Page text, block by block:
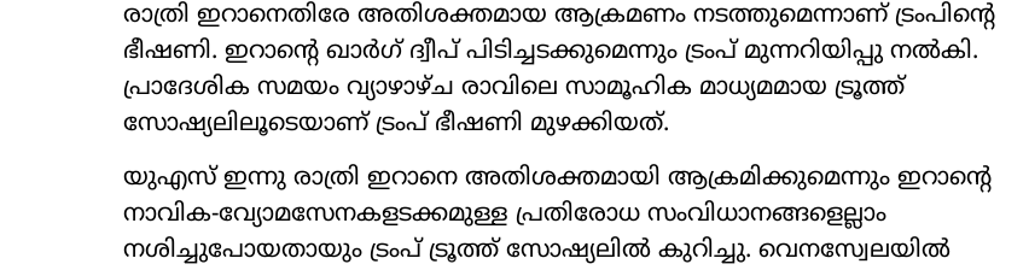
രാത്രി ഇറാനെതിരേ അതിശക്തമായ ആക്രമണം നടത്തുമെന്നാണ് ട്രംപിന്‍റെ
ഭീഷണി. ഇറാന്‍റെ ഖാർഗ് ദ്വീപ് പിടിച്ചടക്കുമെന്നും ട്രംപ് മുന്നറിയിപ്പു നൽകി.
പ്രാദേശിക സമയം വ്യാഴാഴ്ച രാവിലെ സാമൂഹിക മാധ്യമമായ ട്രൂത്ത്
സോഷ്യലിലൂടെയാണ് ട്രംപ് ഭീഷണി മുഴക്കിയത്.
യുഎസ് ഇന്നു രാത്രി ഇറാനെ അതിശക്തമായി ആക്രമിക്കുമെന്നും ഇറാന്‍റെ
നാവിക-വ്യോമസേനകളടക്കമുള്ള പ്രതിരോധ സംവിധാനങ്ങളെല്ലാം
നശിച്ചുപോയതായും ട്രംപ് ട്രൂത്ത് സോഷ്യലിൽ കുറിച്ചു. വെനസ്വേലയിൽ